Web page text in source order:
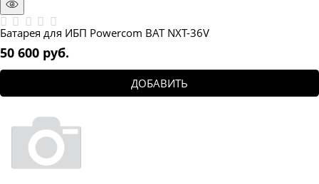
Батарея для ИБП Powercom BAT NXT-36V
50 600 руб.
ДОБАВИТЬ